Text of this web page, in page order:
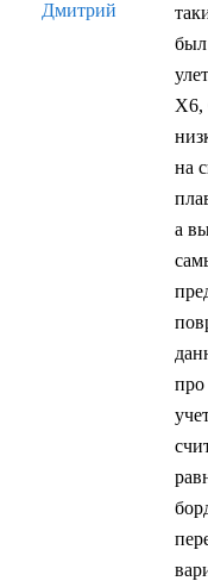
Дмитрий
Х6,
на
а